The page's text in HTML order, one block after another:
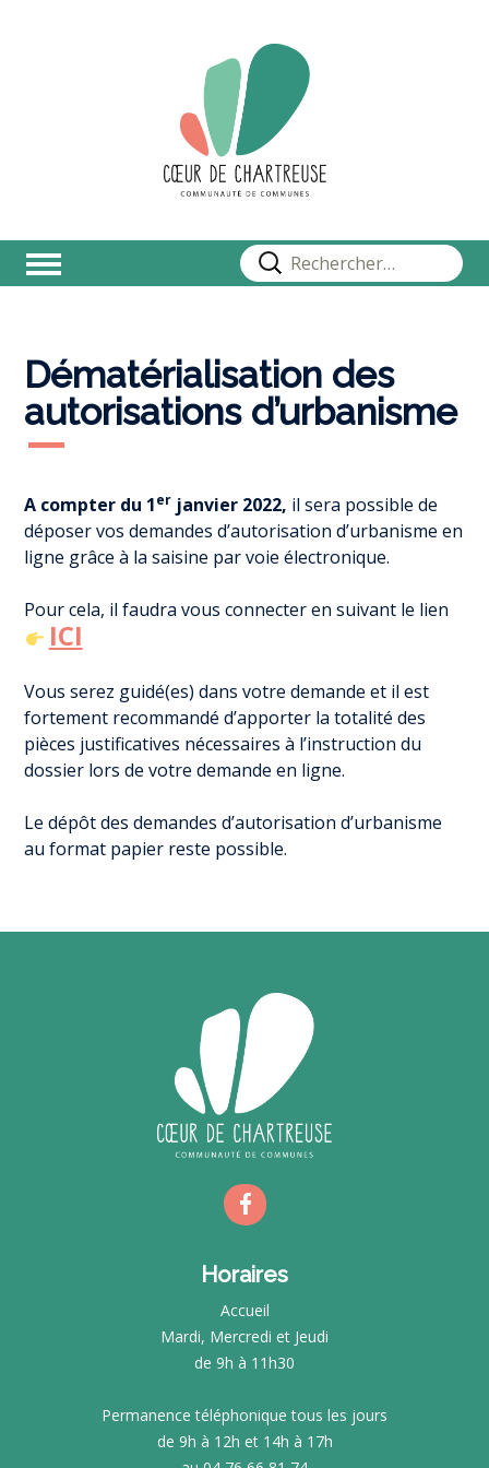
Rechercher :
Dématérialisation des
autorisations d’urbanisme
A compter du 1er janvier 2022, il sera possible de
déposer vos demandes d’autorisation d’urbanisme en
ligne grâce à la saisine par voie électronique.
Pour cela, il faudra vous connecter en suivant le lien
ICI
Vous serez guidé(es) dans votre demande et il est
fortement recommandé d’apporter la totalité des
pièces justificatives nécessaires à l’instruction du
dossier lors de votre demande en ligne.
Le dépôt des demandes d’autorisation d’urbanisme
au format papier reste possible.
Horaires
Accueil
Mardi, Mercredi et Jeudi
de 9h à 11h30
Permanence téléphonique tous les jours
de 9h à 12h et 14h à 17h